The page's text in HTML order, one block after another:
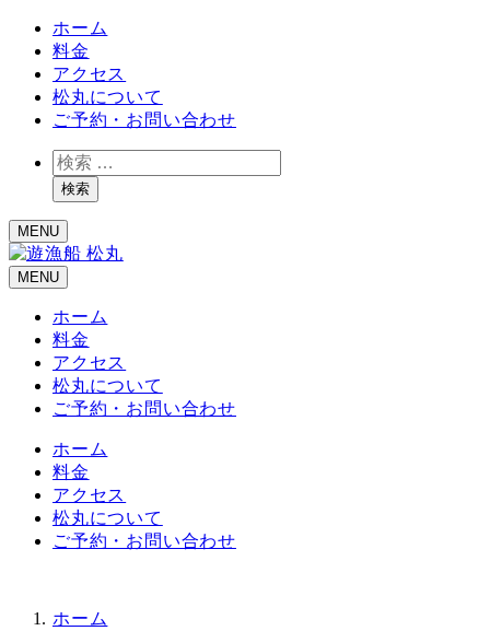
ホーム
料金
アクセス
松丸について
ご予約・お問い合わせ
検
索検索
MENU
MENU
ホーム
料金
アクセス
松丸について
ご予約・お問い合わせ
ホーム
料金
アクセス
松丸について
ご予約・お問い合わせ
ホーム